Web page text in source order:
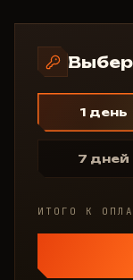
1 день
7 дней
ИТОГО К